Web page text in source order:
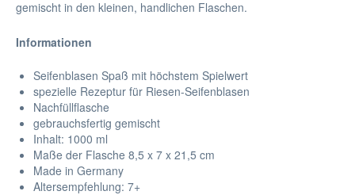
gemischt in den kleinen, handlichen Flaschen.
Informationen
Seifenblasen Spaß mit höchstem Spielwert
spezielle Rezeptur für Riesen-Seifenblasen
Nachfüllflasche
gebrauchsfertig gemischt
Inhalt: 1000 ml
Maße der Flasche 8,5 x 7 x 21,5 cm
Made in Germany
Altersempfehlung: 7+